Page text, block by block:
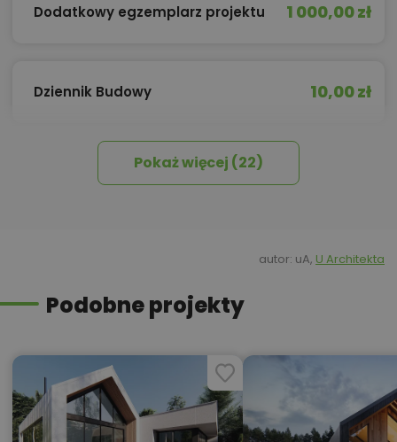
Dodatkowy egzemplarz projektu 1 000,00 zł
Dziennik Budowy 10,00 zł
Elektroniczna wersja projektu -
pliki DWG
450,00 zł
Kolektory słoneczne - solary 700,00 zł
Pokaż więcej (22)
autor: uA, U Architekta
Podobne projekty